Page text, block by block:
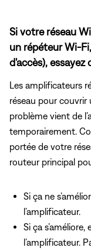
Si votre réseau
un répéteur Wi-
d'accès),
Les amplificateurs
réseau pour couvrir
problème vient de
temporairement.
portée de votre
routeur principal
Si ça ne
l’amplificateur.
Si ça
l’amplificateur.